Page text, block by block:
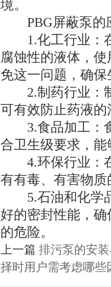
境。
PBG屏蔽泵的
1.化工行业：在
腐蚀性的液体，
免这一问题，确
2.制药行业：制
可有效防止药液
3.食品加工：食
合卫生级要求，
4.环保行业：在
有有毒、有害物
5.石油和化学品
好的密封性能，
的危险。
上一篇 排污泵的安
择时用户需考虑哪些